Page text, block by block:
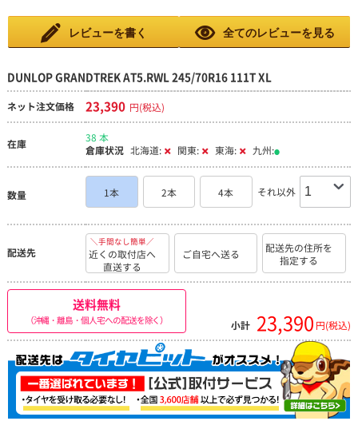
レビューを書く 全てのレビューを見る
DUNLOP GRANDTREK AT5.RWL 245/70R16 111T XL
ネット注文価格 23,390 円(税込)
在庫
38 本
倉庫状況 北海道: 関東: 東海: 九州:
数量 1本 2本 4本 それ以外
配送先
＼手間なし簡単／
近くの取付店へ
直送する
ご自宅へ送る
配送先の住所を
指定する
送料無料
（沖縄・離島・個人宅への配送を除く） 小計 23,390 円(税込)